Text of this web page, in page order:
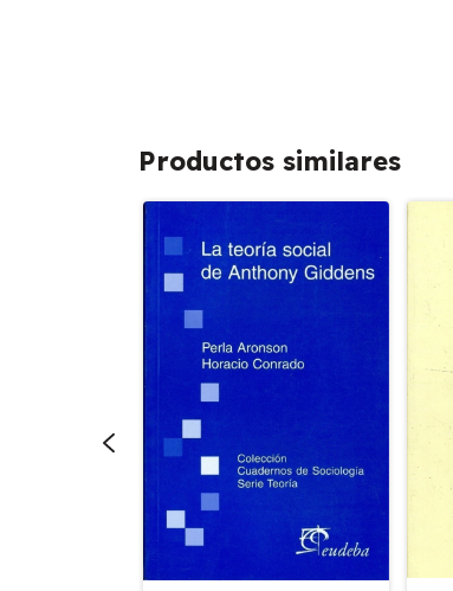
Productos similares